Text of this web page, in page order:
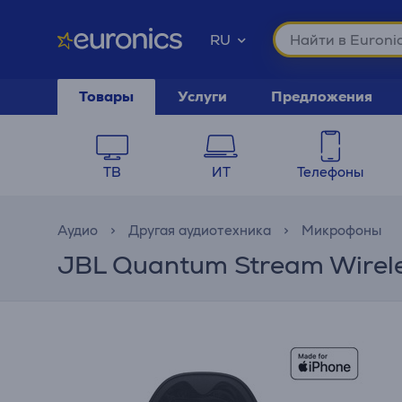
RU
Товары Услуги Предложения
ТВ ИТ Телефоны
Аудио Другая аудиотехника Микрофоны
JBL Quantum Stream